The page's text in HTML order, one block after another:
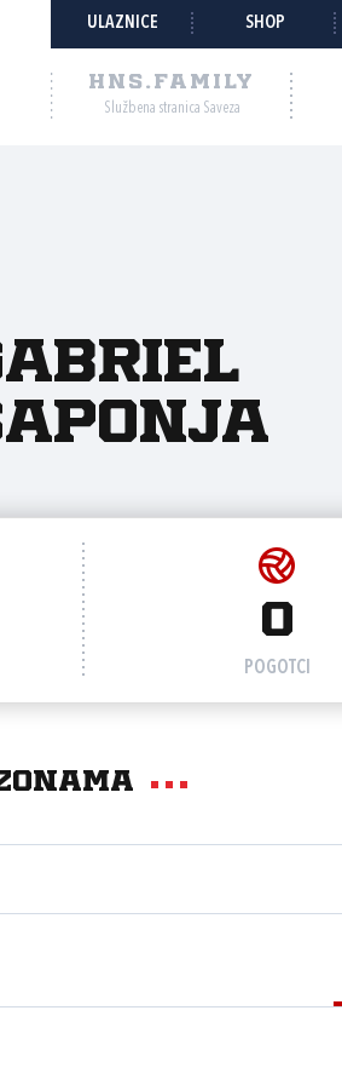
ULAZNICE SHOP
HNS.FAMILY
Službena stranica Saveza
0
POGOTCI